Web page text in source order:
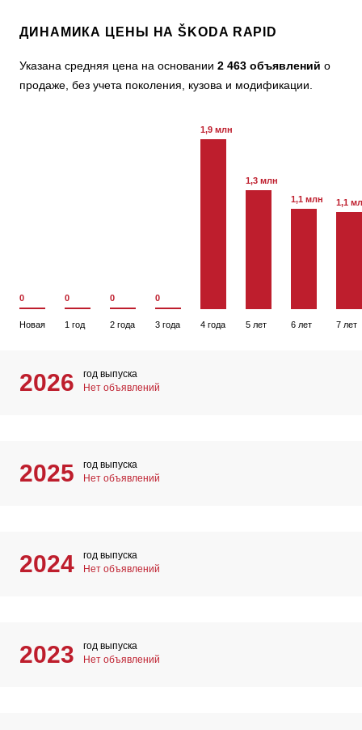
ДИНАМИКА ЦЕНЫ НА ŠKODA RAPID
Указана средняя цена на основании 2 463 объявлений о
продаже, без учета поколения, кузова и модификации.
0
Новая
0
1 год
0
2 года
0
3 года
1,9 млн
4 года
1,3 млн
5 лет
1,1 млн
6 лет
1,1
7 лет
2026
год выпуска
Нет объявлений
2025
год выпуска
Нет объявлений
2024
год выпуска
Нет объявлений
2023
год выпуска
Нет объявлений